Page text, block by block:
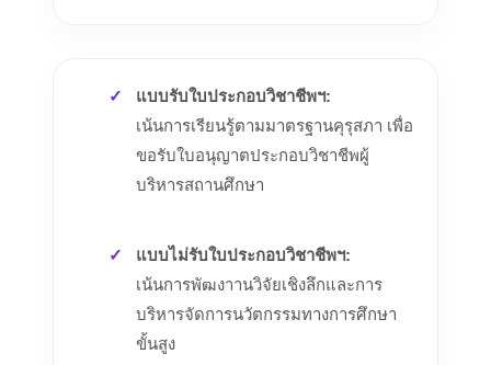
แบบรับใบประกอบวิชาชีพฯ:
เน้นการเรียนรู้ตามมาตรฐานคุรุสภา เพื่อ
ขอรับใบอนุญาตประกอบวิชาชีพผู้
บริหารสถานศึกษา
แบบไม่รับใบประกอบวิชาชีพฯ:
เน้นการพัฒงาานวิจัยเชิงลึกและการ
บริหารจัดการนวัตกรรมทางการศึกษา
ขั้นสูง